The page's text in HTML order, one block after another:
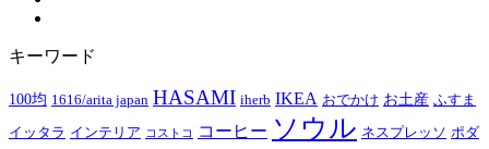
キーワード
100均 1616/arita japan HASAMI iherb IKEA おでかけ お土産 ふすま
イッタラ インテリア コストコ コーヒー ソウル ネスプレッソ ポダ